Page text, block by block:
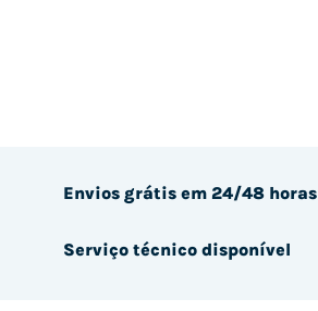
Envios grátis em 24/48 horas
Serviço técnico disponível